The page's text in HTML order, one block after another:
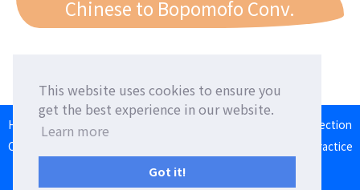
This website uses cookies to ensure you
get the best experience in our website.
Learn more
Got it!
Chinese to Bopomofo Conv.
HOME
Language Correction
Communication Square
Japanese Romaji Input Practice
Japan/Taiwan/Western Calendar